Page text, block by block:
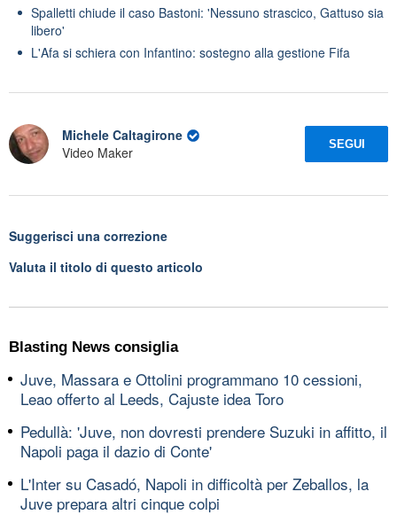
Spalletti chiude il caso Bastoni: 'Nessuno strascico, Gattuso sia
libero'
L'Afa si schiera con Infantino: sostegno alla gestione Fifa
Michele Caltagirone
Video Maker
SEGUI
Suggerisci una correzione
Valuta il titolo di questo articolo
Blasting News consiglia
Juve, Massara e Ottolini programmano 10 cessioni,
Leao offerto al Leeds, Cajuste idea Toro
Pedullà: 'Juve, non dovresti prendere Suzuki in affitto, il
Napoli paga il dazio di Conte'
L'Inter su Casadó, Napoli in difficoltà per Zeballos, la
Juve prepara altri cinque colpi